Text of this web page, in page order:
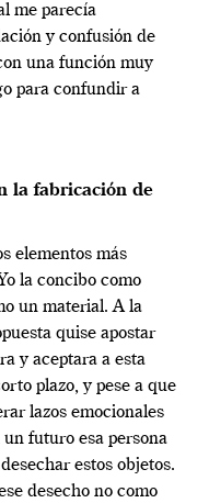
me parecía
y confusión de
una función muy
para confundir a
la fabricación de
elementos más
la concibo como
un material. A la
quise apostar
y aceptara a esta
plazo, y pese a que
lazos emocionales
futuro esa persona
estos objetos.
desecho no como